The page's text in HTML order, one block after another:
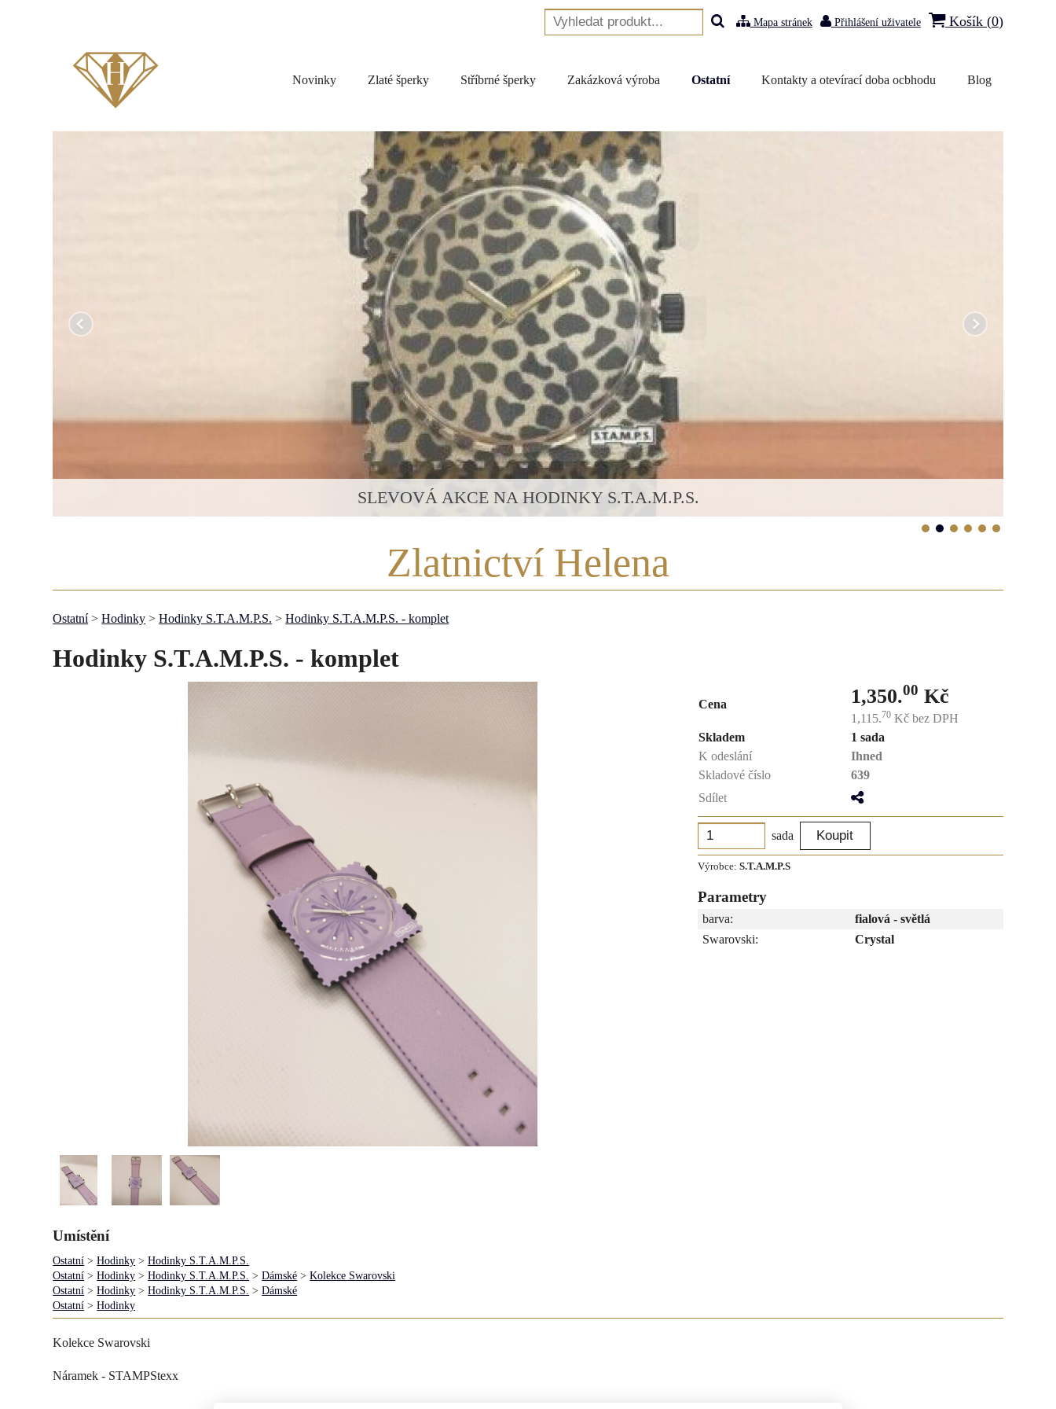
Mapa stránek Přihlášení uživatele Košík (0)
Novinky Zlaté šperky Stříbrné šperky Zakázková výroba Ostatní Kontakty a otevírací doba ocbhodu Blog
SLEVOVÁ AKCE NA HODINKY S.T.A.M.P.S.
Zlatnictví Helena
Ostatní > Hodinky > Hodinky S.T.A.M.P.S. > Hodinky S.T.A.M.P.S. - komplet
Hodinky S.T.A.M.P.S. - komplet
Cena 1,350.00 Kč
1,115.70Kčbez DPH
Skladem
1 sada
K odeslání
Ihned
Skladové číslo
639
Sdílet
sada
Výrobce: S.T.A.M.P.S
Parametry
barva:
fialová - světlá
Swarovski:
Crystal
Umístění
Ostatní >Hodinky >Hodinky S.T.A.M.P.S.
Ostatní >Hodinky >Hodinky S.T.A.M.P.S. >Dámské >Kolekce Swarovski
Ostatní >Hodinky >Hodinky S.T.A.M.P.S. >Dámské
Ostatní >Hodinky
Kolekce Swarovski
Náramek - STAMPStexx